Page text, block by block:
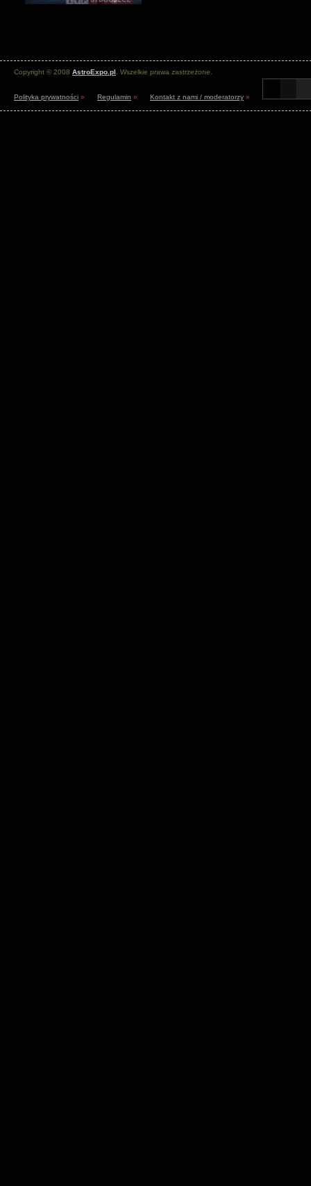
Copyright © 2008 AstroExpo.pl . Wszelkie prawa zastrzeżone.
Polityka prywatności » Regulamin » Kontakt z nami / moderatorzy »